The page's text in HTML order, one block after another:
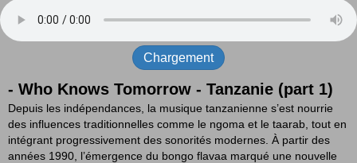
Chargement
- Who Knows Tomorrow - Tanzanie (part 1)
Depuis les indépendances, la musique tanzanienne s’est nourrie
des influences traditionnelles comme le ngoma et le taarab, tout en
intégrant progressivement des sonorités modernes. À partir des
années 1990, l’émergence du bongo flavaa marqué une nouvelle